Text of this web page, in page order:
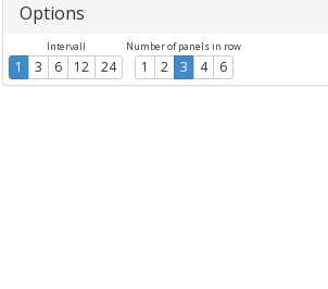
Options
Intervall
1 3 6 12 24
Number of panels in row
1 2 3 4 6